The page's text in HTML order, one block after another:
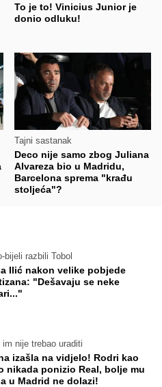
To je to! Vinicius Junior je
donio odluku!
Tajni sastanak
Deco nije samo zbog Juliana
Alvareza bio u Madridu,
Barcelona sprema "krađu
stoljeća"?
bijeli razbili Tobol
Ilić nakon velike pobjede
"Dešavaju se neke
im nije trebao uraditi
izašla na vidjelo! Rodri kao
nikada ponizio Real, bolje mu
u Madrid ne dolazi!